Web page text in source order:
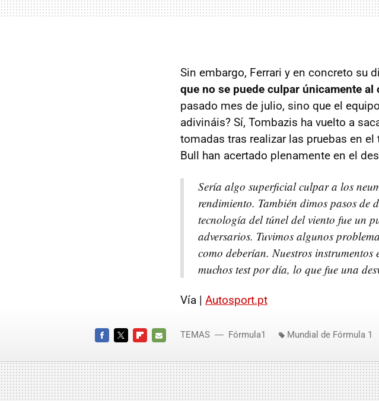
Sin embargo, Ferrari y en concreto su
que no se puede culpar únicamente
pasado mes de julio, sino que el
adivináis? Sí, Tombazis ha vuelto a
tomadas tras realizar las pruebas en
Bull han acertado plenamente en el
Sería algo superficial culpar a los
rendimiento. También dimos pasos
tecnología del túnel del viento fue un
adversarios. Tuvimos algunos
como deberían. Nuestros
muchos test por día, lo que fue una
Vía | Autosport.pt
MAIL
TEMAS Fórmula1 Mundial de Fórmula 1